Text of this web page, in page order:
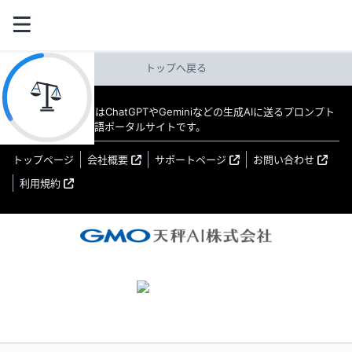
トップへ戻る
教えてAI byGMO はChatGPTやGeminiなどの生成AIに送るプロンプト
（指示文）の日本語ポータルサイトです。
トップページ 会社概要 サポートページ
お問い合わせ
利用規約